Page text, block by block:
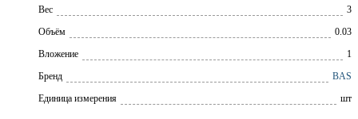
Вес
3
Объём
0.03
Вложение
1
Брeнд
BAS
Единица измерения
шт